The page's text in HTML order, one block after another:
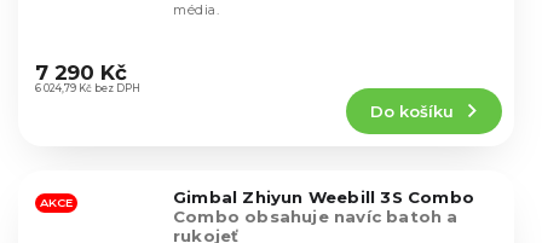
hodnocení
produktu
hvězdiček.
6 024,79 Kč bez DPH
7 290 Kč
Do košíku
média.
AKCE
Gimbal Zhiyun Weebill 3S Combo
Combo obsahuje navíc batoh a
rukojeť